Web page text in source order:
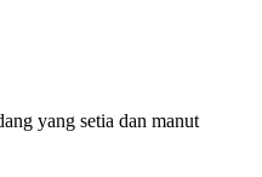
yang setia dan manut